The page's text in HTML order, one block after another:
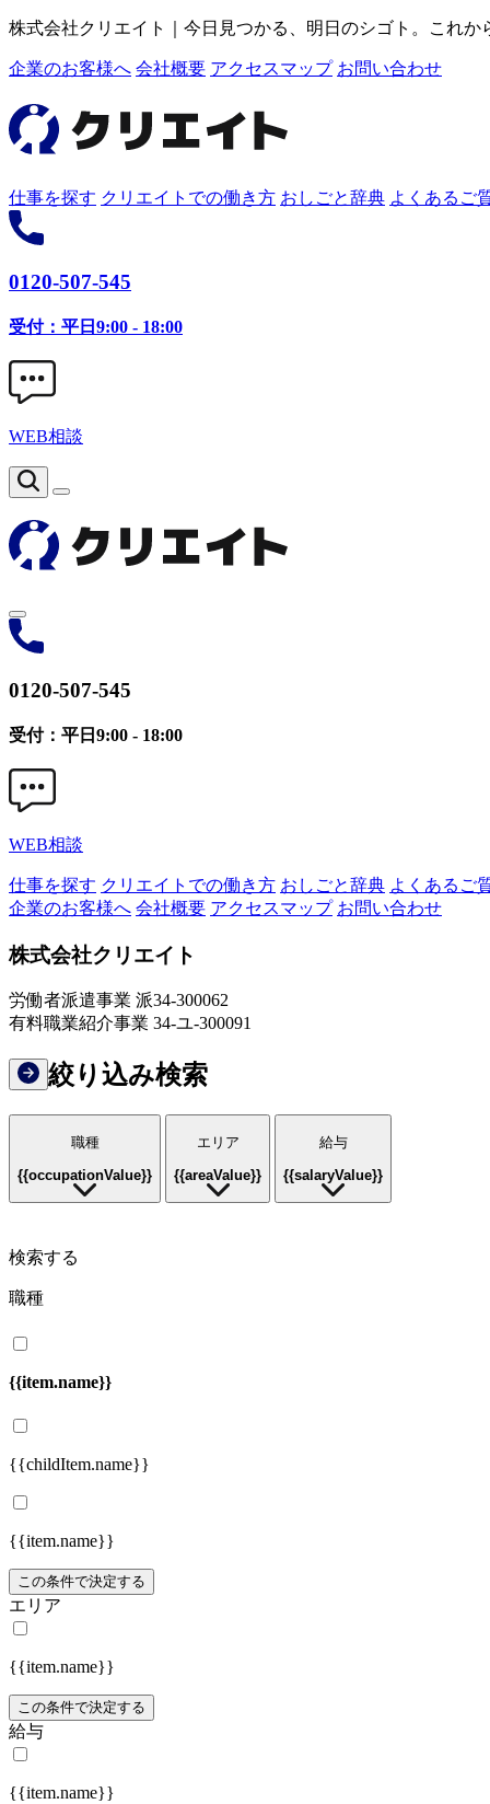
株式会社クリエイト｜今日見つかる、明日のシゴト。これ
企業のお客様へ 会社概要 アクセスマップ お問い合わせ
仕事を探す クリエイトでの働き方 おしごと辞典 よくあるご
0120-507-545
受付：平日9:00 - 18:00
WEB相談
0120-507-545
受付：平日9:00 - 18:00
WEB相談
仕事を探す クリエイトでの働き方 おしごと辞典 よくあるご
企業のお客様へ 会社概要 アクセスマップ お問い合わせ
株式会社クリエイト
労働者派遣事業 派34-300062
有料職業紹介事業 34-ユ-300091
絞り込み検索
職種
{{occupationValue}}
エリア
{{areaValue}}
給与
{{salaryValue}}
検索する
職種
{{item.name}}
{{childItem.name}}
{{item.name}}
この条件で決定する
エリア
{{item.name}}
この条件で決定する
給与
{{item.name}}